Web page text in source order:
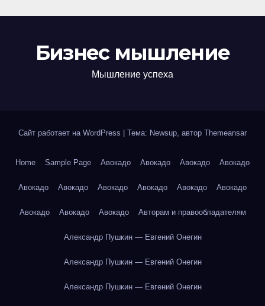
Бизнес мышление
Мышление успеха
Сайт работает на WordPress | Тема: Newsup, автор Themeansar
Home Sample Page Авокадо Авокадо Авокадо Авокадо
Авокадо Авокадо Авокадо Авокадо Авокадо Авокадо
Авокадо Авокадо Авокадо Авторам и правообладателям
Александр Пушкин — Евгений Онегин
Александр Пушкин — Евгений Онегин
Александр Пушкин — Евгений Онегин